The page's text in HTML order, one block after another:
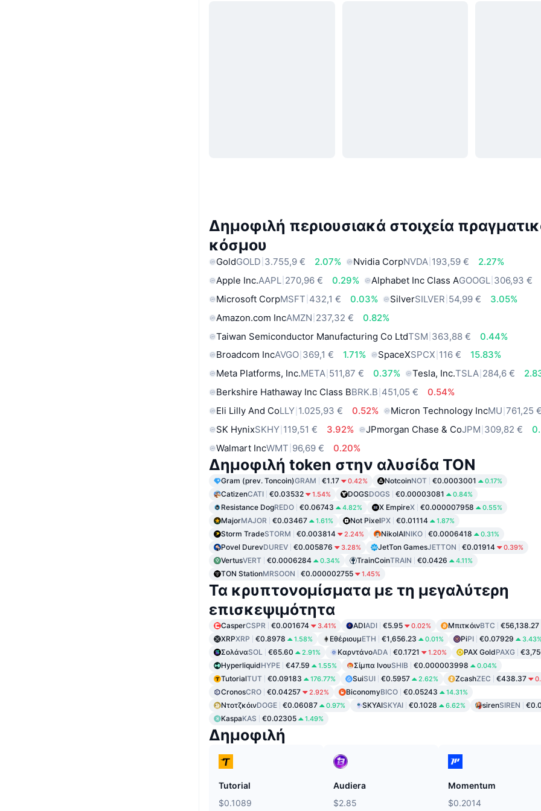
Δημοφιλή περιουσιακά στοιχεία
κόσμου
GoldGOLD 3.755,9 € 2.07% Nvidia CorpNVDA 193,59 €
2.27%
Apple Inc.AAPL 270,96 € 0.29% Alphabet Inc Class AGOOGL 306,93 €
Microsoft CorpMSFT 432,1 € 0.03% SilverSILVER 54,99 €
3.05%
Amazon.com IncAMZN 237,32 €
0.82%
Taiwan Semiconductor Manufacturing Co LtdTSM 363,88 €
0.44%
Broadcom IncAVGO 369,1 € 1.71% SpaceXSPCX 116 €
15.83%
Meta Platforms, Inc.META 511,87 € 0.37% Tesla, Inc.TSLA 284,6 €
Berkshire Hathaway Inc Class BBRK.B 451,05 €
0.54%
Eli Lilly And CoLLY 1.025,93 € 0.52% Micron Technology IncMU 761,25
SK HynixSKHY 119,51 € 3.92% JPmorgan Chase & CoJPM 309,82 €
Walmart IncWMT 96,69 € 0.20%
Δημοφιλή token στην αλυσίδα TON
Gram (prev. Toncoin)GRAM €1.17 0.42% NotcoinNOT €0.0003001 0.17%
CatizenCATI €0.03532 1.54% DOGSDOGS €0.00003081 0.84%
Resistance DogREDO €0.06743 4.82% X EmpireX €0.000007958 0.55%
MajorMAJOR €0.03467 1.61% Not PixelPX €0.01114 1.87%
Storm TradeSTORM €0.003814 2.24% NikolAINIKO €0.0006418 0.31%
Povel DurevDUREV €0.005876 3.28% JetTon GamesJETTON €0.01914 0.39%
VertusVERT €0.0006284 0.34% TrainCoinTRAIN €0.0426 4.11%
TON StationMRSOON €0.000002755 1.45%
Τα κρυπτονομίσματα με τη μεγαλύτερη
επισκεψιμότητα
CasperCSPR €0.001674 3.41% ADIADI €5.95 0.02% ΜπιτκόινBTC
€56,138.27
XRPXRP €0.8978 1.58% ΕθέριουμETH €1,656.23 0.01% PiPI €0.07929
ΣολάναSOL €65.60 2.91% ΚαρντάνοADA €0.1721 1.20% PAX GoldPAXG
HyperliquidHYPE €47.59 1.55% Σίμπα ΙνουSHIB €0.000003998 0.04%
TutorialTUT €0.09183 176.77% SuiSUI €0.5957 2.62% ZcashZEC €438.37
CronosCRO €0.04257 2.92% BiconomyBICO €0.05243 14.31%
ΝτοτζκόινDOGE €0.06087 0.97% SKYAISKYAI €0.1028 6.62% sirenSIREN
KaspaKAS €0.02305 1.49%
Δημοφιλή
Tutorial
$0.1089
Audiera
$2.85
Momentum
$0.2014